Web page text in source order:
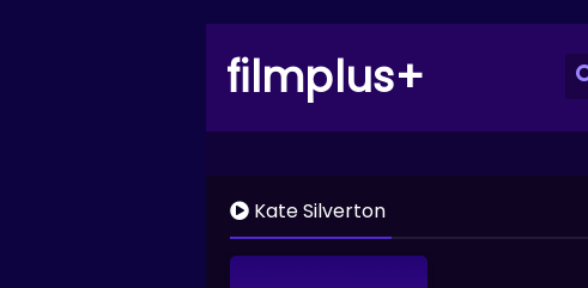
filmplus+
Kate Silverton